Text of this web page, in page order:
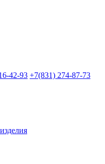
42-93 +7(831) 274-87-73